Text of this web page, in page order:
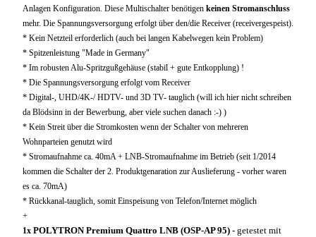
Anlagen Konfiguration. Diese Multischalter benötigen keinen Stromanschluss
mehr. Die Spannungsversorgung erfolgt über den/die Receiver (receivergespeist).
* Kein Netzteil erforderlich (auch bei langen Kabelwegen kein Problem)
* Spitzenleistung "Made in Germany"
* Im robusten Alu-Spritzgußgehäuse (stabil + gute Entkopplung) !
* Die Spannungsversorgung erfolgt vom Receiver
* Digital-, UHD/4K-/ HDTV- und 3D TV- tauglich (will ich hier nicht schreiben
da Blödsinn in der Bewerbung, aber viele suchen danach :-) )
* Kein Streit über die Stromkosten wenn der Schalter von mehreren
Wohnparteien genutzt wird
* Stromaufnahme ca. 40mA + LNB-Stromaufnahme im Betrieb (seit 1/2014
kommen die Schalter der 2. Produktgenaration zur Auslieferung - vorher waren
es ca. 70mA)
* Rückkanal-tauglich, somit Einspeisung von Telefon/Internet möglich
+
1x POLYTRON Premium Quattro LNB (OSP-AP 95) - getestet mit